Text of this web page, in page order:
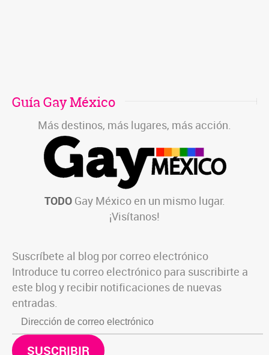
Guía Gay México
Más destinos, más lugares, más acción.
TODOGay México en un mismo lugar.
¡Visítanos!
Suscríbete al blog por correo electrónico
Introduce tu correo electrónico para suscribirte a
este blog y recibir notificaciones de nuevas
entradas.
SUSCRIBIR